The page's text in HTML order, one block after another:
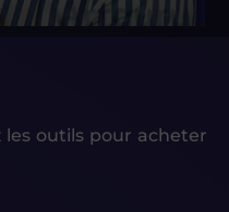
les outils pour acheter